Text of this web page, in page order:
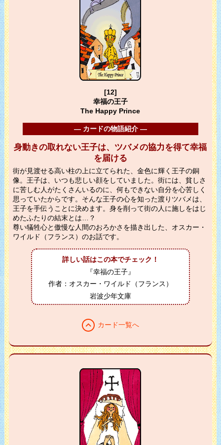
[12]
幸福の王子
The Happy Prince
― カードの物語紹介 ―
身動きの取れない王子は、ツバメの協力を得て幸福
を届ける
街が見渡せる高い柱の上に立てられた、金色に輝く王子の銅
像。王子は、いつも悲しい顔をしていました。街には、貧しさ
に苦しむ人がたくさんいるのに、何もできない自分を心苦しく
思っていたからです。そんな王子の心を知った渡りツバメは、
王子を手伝うことに決めます。身を削って街の人に施しをはじ
めたふたりの結末とは…？
尊い犠牲心と傲慢な人間のおろかさを描き出した、オスカー・
ワイルド（フランス）のお話です。
詳しい話はこの本でチェック！
『幸福の王子』
作者：オスカー・ワイルド（フランス）
岩波少年文庫
expand_less カード一覧へ